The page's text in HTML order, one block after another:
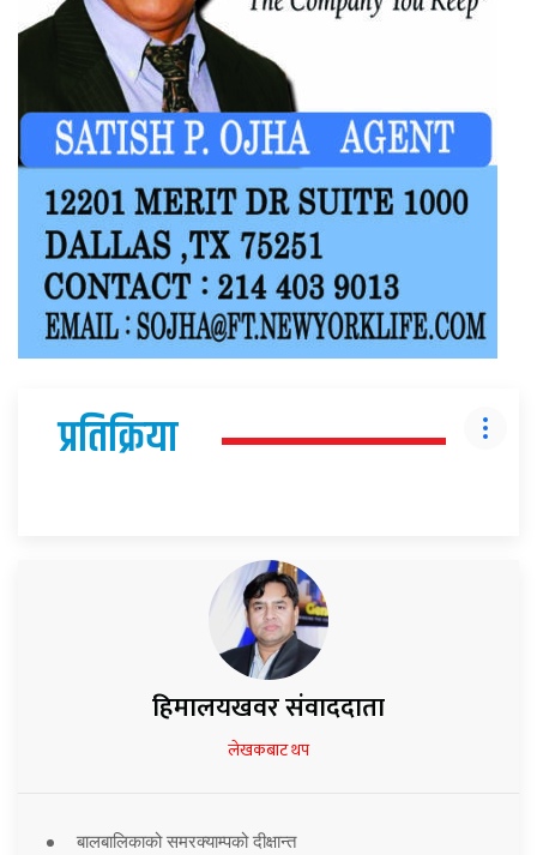
प्रतिक्रिया
हिमालयखवर संवाददाता
लेखकबाट थप
बालबालिकाको समरक्याम्पको दीक्षान्त